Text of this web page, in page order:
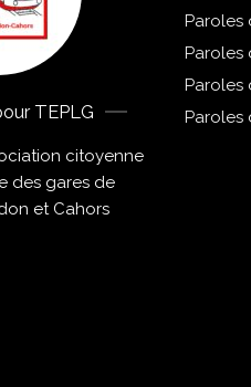
TEPLG
citoyenne
des gares de
et Cahors
Paroles
Paroles
Paroles
Paroles